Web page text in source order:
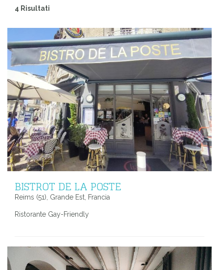
4 Risultati
BISTROT DE LA POSTE
Reims (51), Grande Est, Francia
Ristorante Gay-Friendly